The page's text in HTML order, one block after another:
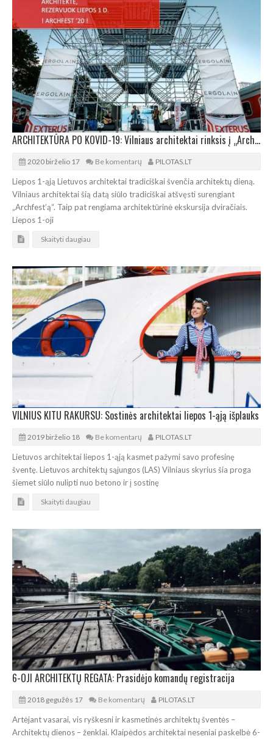
ARCHITEKTŪRA PO KOVID-19: Vilniaus architektai rinksis į „Archfest‘ą“
2020 birželio 17 Be komentarų PILOTAS.LT
Liepos 1-ąją Lietuvos architektai tradiciškai švenčia architektų dieną.
Vilniaus architektai šią datą siūlo tradiciškai atšvęsti surengiant
„Archfest’ą“. Taip pat rengiama architektūrinė ekskursija dviračiais.
Liepos 1-oji
Skaityti daugiau
VILNIUS KITU RAKURSU: Sostinės architektai liepos 1-ąją išplauks
2019 birželio 18 Be komentarų PILOTAS.LT
Lietuvos architektai liepos 1-ąją kasmet pažymi savo profesinę
šventę. Lietuvos architektų sąjungos (LAS) Vilniaus skyrius šia proga
šiemet siūlo nulipti nuo betono ir į sostinę
Skaityti daugiau
6-OJI ARCHITEKTŲ REGATA: Prasidėjo komandų registracija
2018 gegužės 17 Be komentarų PILOTAS.LT
Artėjant vasarai, vis ryškesni ir kasmetinės architektų šventės –
Architektų dienos – ženklai. Klaipėdos architektai neseniai paskelbė 6-